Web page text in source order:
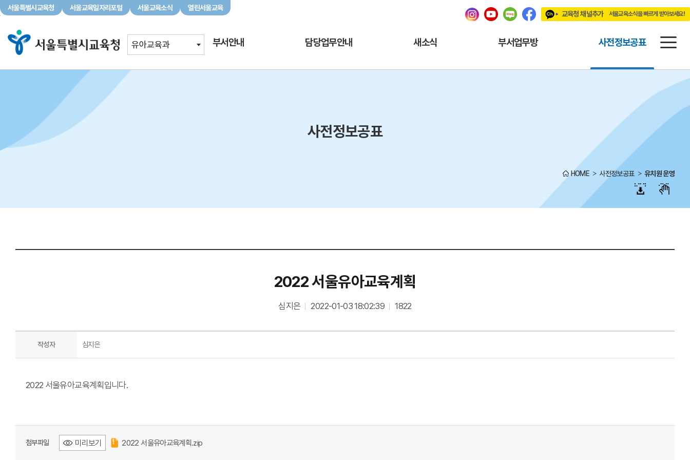
서울특별시교육청 서울교육일자리포털 서울교육소식 열린서울교육
교육청 채널추가 서울교육소식을 빠르게 받아보세요!
유아교육과
서울교육소식을 빠르게 받아보세요!
부서안내 담당업무안내 새소식 부서업무방 사전정보공표
사전정보공표
HOME 사전정보공표 유치원 운영
2022 서울유아교육계획
심지은 2022-01-03 18:02:39 1822
작성자 심지은
2022 서울유아교육계획입니다.
첨부파일 미리보기 2022 서울유아교육계획.zip